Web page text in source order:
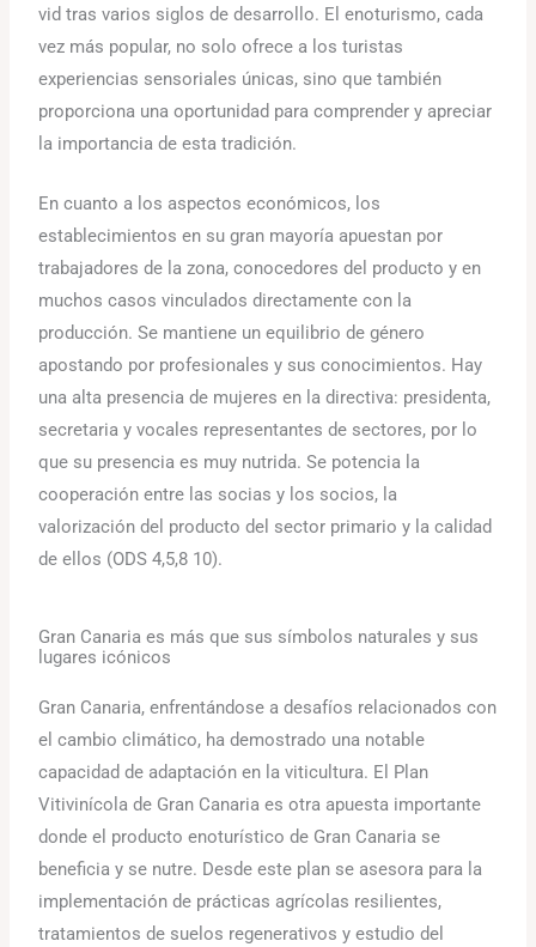
vid tras varios siglos de desarrollo. El enoturismo, cada
vez más popular, no solo ofrece a los turistas
experiencias sensoriales únicas, sino que también
proporciona una oportunidad para comprender y apreciar
la importancia de esta tradición.
En cuanto a los aspectos económicos, los
establecimientos en su gran mayoría apuestan por
trabajadores de la zona, conocedores del producto y en
muchos casos vinculados directamente con la
producción. Se mantiene un equilibrio de género
apostando por profesionales y sus conocimientos. Hay
una alta presencia de mujeres en la directiva: presidenta,
secretaria y vocales representantes de sectores, por lo
que su presencia es muy nutrida. Se potencia la
cooperación entre las socias y los socios, la
valorización del producto del sector primario y la calidad
de ellos (ODS 4,5,8 10).
Gran Canaria es más que sus símbolos naturales y sus
lugares icónicos
Gran Canaria, enfrentándose a desafíos relacionados con
el cambio climático, ha demostrado una notable
capacidad de adaptación en la viticultura. El Plan
Vitivinícola de Gran Canaria es otra apuesta importante
donde el producto enoturístico de Gran Canaria se
beneficia y se nutre. Desde este plan se asesora para la
implementación de prácticas agrícolas resilientes,
tratamientos de suelos regenerativos y estudio del